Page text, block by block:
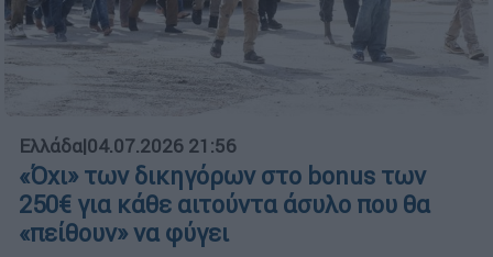
Ελλάδα|04.07.2026 21:56
«Όχι» των δικηγόρων στο bonus των
250€ για κάθε αιτούντα άσυλο που θα
«πείθουν» να φύγει